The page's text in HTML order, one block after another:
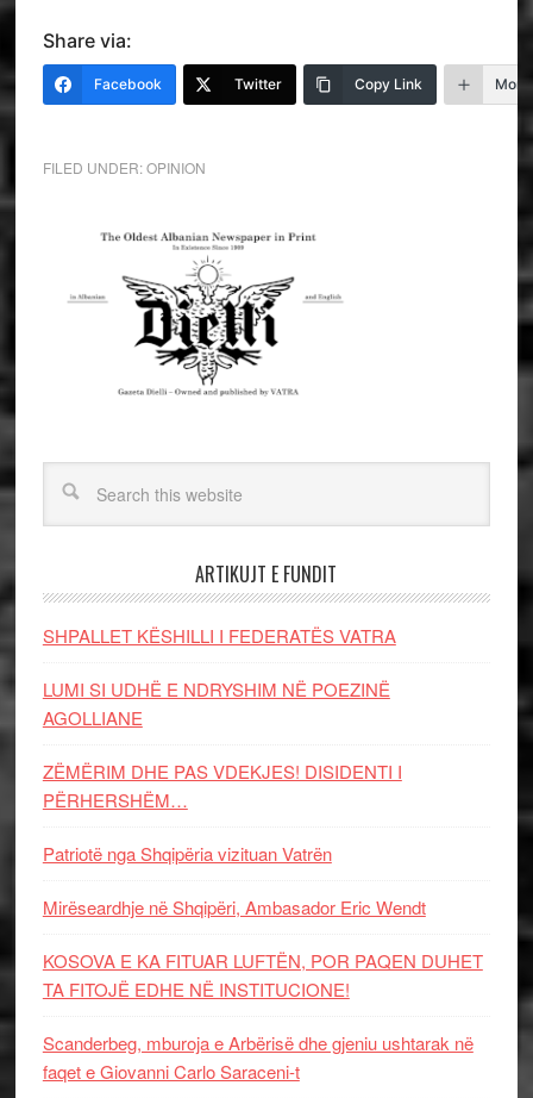
Share via:
Facebook Twitter Copy Link More
FILED UNDER:OPINION
ARTIKUJT E FUNDIT
SHPALLET KËSHILLI I FEDERATËS VATRA
LUMI SI UDHË E NDRYSHIM NË POEZINË
AGOLLIANE
ZËMËRIM DHE PAS VDEKJES! DISIDENTI I
PËRHERSHËM…
Patriotë nga Shqipëria vizituan Vatrën
Mirëseardhje në Shqipëri, Ambasador Eric Wendt
KOSOVA E KA FITUAR LUFTËN, POR PAQEN DUHET
TA FITOJË EDHE NË INSTITUCIONE!
Scanderbeg, mburoja e Arbërisë dhe gjeniu ushtarak në
faqet e Giovanni Carlo Saraceni-t